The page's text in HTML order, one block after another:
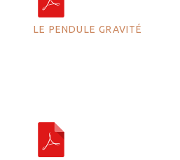
LE PENDULE GRAVITÉ